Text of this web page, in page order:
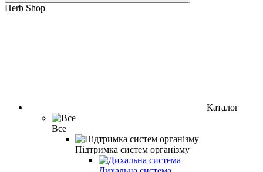
Herb Shop
Каталог
Все
Підтримка систем організму